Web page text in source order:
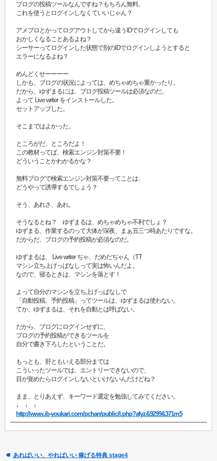
ブログの投稿ツールなんですね？もちろん無料。
これを使うとログインしなくていいじゃん？
アメブロとかってログアウトしてから違うIDでログインしても
おかしくなることあるよね？
シーサーってログインした状態で別のIDでログインしようとすると
エラーになるよね？
めんどくせーーーー
しかも、ブログの状況によっては、めちゃめちゃ重かったり。
だから、ゆずまるには、ブログ投稿ツールは必須なのだ。
よって Live writer をインストールした。
セットアップした。
そこまではよかった。
ところがだ、ところだよ！
この教材ってば、検索エンジン対策不要！
どういうことかわかるかな？
無料ブログで検索エンジン対策不要ってことは、
どうやって誘導するでしょう？
そう、あれさ、あれ。
そうなるとね？ ゆずまるは、めちゃめちゃ不利でしょ？
ゆずまる、作業するのって大体が深夜、まぁ丑三つ時あたりですな。
だからだ、ブログの予約投稿が必須なのだ。
ゆずまるは、 Live writer ぢゃ、だめだぢゃん（TT
マシン立ち上げっぱなしって実は怖いんだよ。
なので、寝るときは、マシンを落とす！
よって自分のマシンを立ち上げっぱなしで
「自動投稿、予約投稿」ってツールは、ゆずまるは使わない。
てか、ゆずまるは、それを自動とは呼ばない。
だから、ブログにログインせずに、
ブログの予約投稿ができるツールを
自分で書き下ろしたということだ。
もっとも、肝ともいえる部分までは
こういったツールでは、エントリーできないので、
目が覚めたらログインしないといけないんだけどね？
まま、とりあえず、キーワード選定を勉強してみてください。
↓ ↓ ↓
http://www.ib-youkari.com/pchan/public/l.php?afyz&9299&371m5
あればいい、やればいい 稼げる特典 stage4